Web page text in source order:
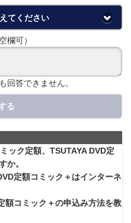
てください
欄可）
答できません。
る
ック定額、TSUTAYA DVD定
か。
定額コミック＋はインターネ
額コミック＋の申込み方法を教